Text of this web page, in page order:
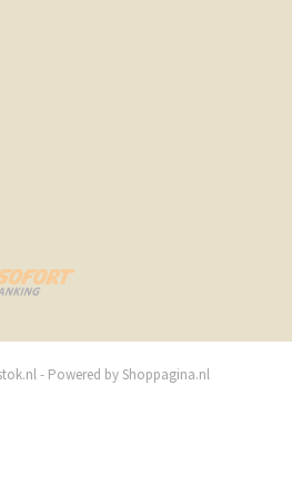
- Powered by Shoppagina.nl